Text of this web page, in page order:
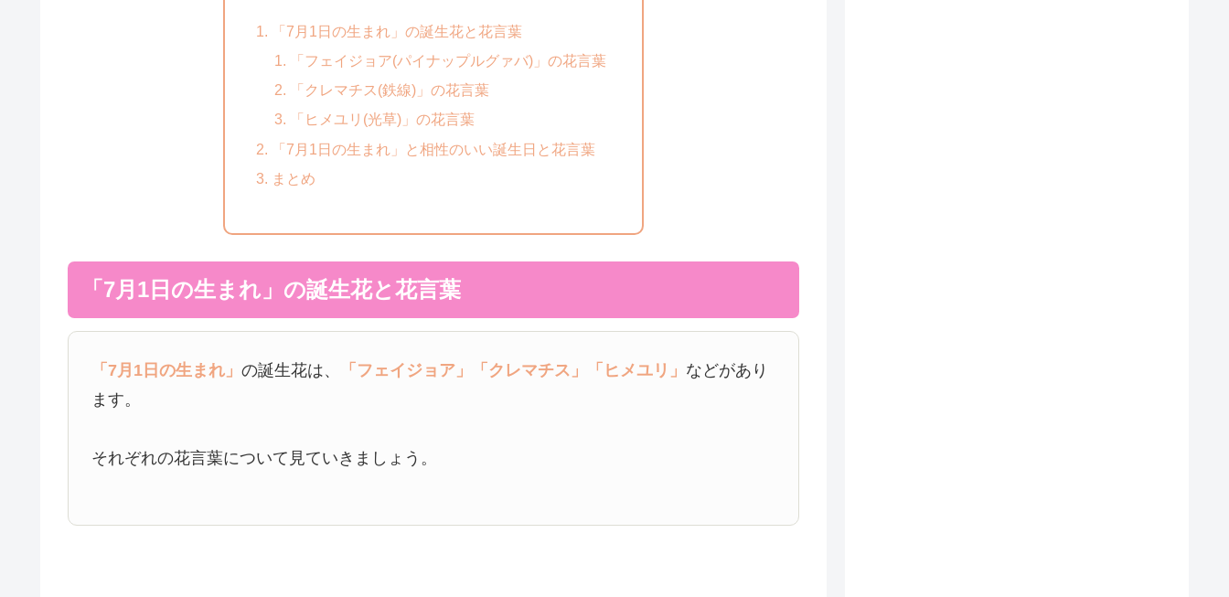
「7月1日の生まれ」の誕生花と花言葉
「フェイジョア(パイナップルグァバ)」の花言葉
「クレマチス(鉄線)」の花言葉
「ヒメユリ(光草)」の花言葉
「7月1日の生まれ」と相性のいい誕生日と花言葉
まとめ
「7月1日の生まれ」の誕生花と花言葉
「7月1日の生まれ」の誕生花は、 「フェイジョア」 「クレマチス」 「ヒメユリ」 などがあり
ます。
それぞれの花言葉について見ていきましょう。